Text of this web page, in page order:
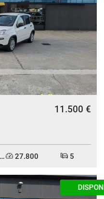
11.500 €
27.800 5
DISPONIBILE